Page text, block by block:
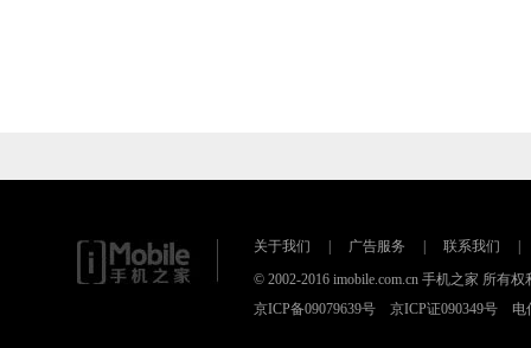
关于我们 广告服务 联系我们
© 2002-2016 imobile.com.cn 手机之家 所有权
京ICP备09079639号 京ICP证090349号 电